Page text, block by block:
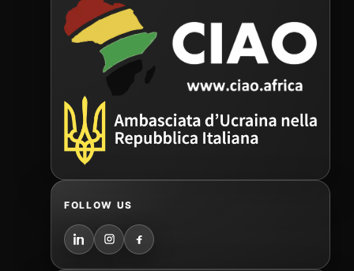
FOLLOW US